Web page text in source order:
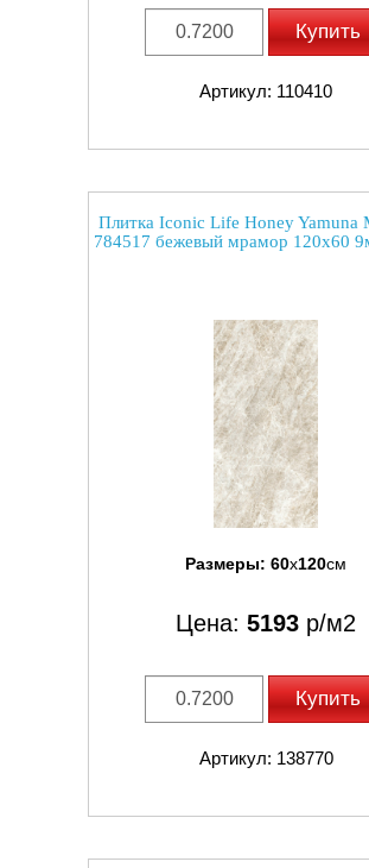
Купить
Артикул: 110410
Плитка Iconic Life Honey Yamuna
784517 бежевый мрамор 120x60
Размеры: 60x120см
Цена: 5193 р/м2
Купить
Артикул: 138770